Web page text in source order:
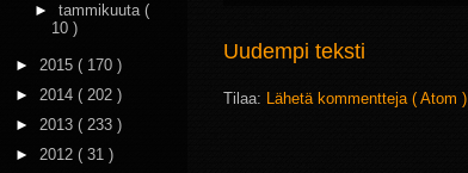
Uudempi teksti
Tilaa: Lähetä kommentteja ( Atom )
► tammikuuta (
10 )
► 2015 ( 170 )
► 2014 ( 202 )
► 2013 ( 233 )
► 2012 ( 31 )